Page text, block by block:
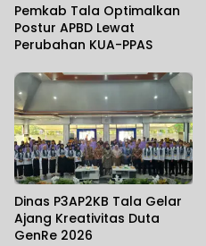
Pemkab Tala Optimalkan
Postur APBD Lewat
Perubahan KUA-PPAS
Dinas P3AP2KB Tala Gelar
Ajang Kreativitas Duta
GenRe 2026